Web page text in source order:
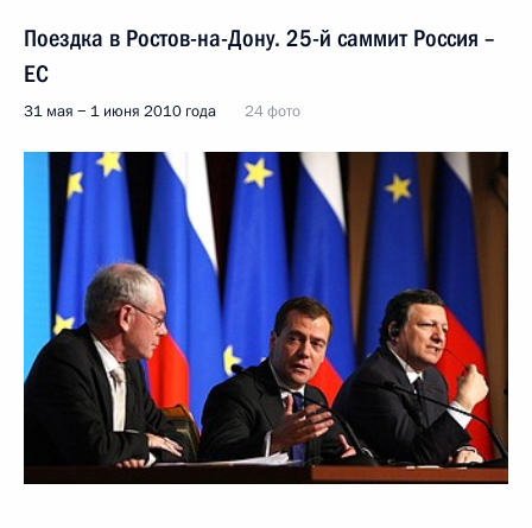
Поездка в Ростов-на-Дону. 25-й саммит Россия –
ЕC
31 мая − 1 июня 2010 года 24 фото